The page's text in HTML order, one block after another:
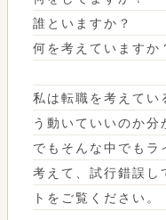
誰といますか？
何を考えていますか
私は転職を考えてい
う動いていいのか分
でもそんな中でもラ
考えて、試行錯誤し
トをご覧ください。